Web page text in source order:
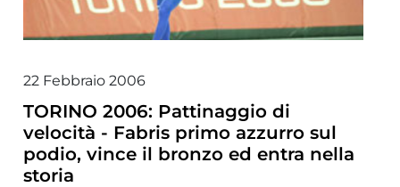
22 Febbraio 2006
TORINO 2006: Pattinaggio di
velocità - Fabris primo azzurro sul
podio, vince il bronzo ed entra nella
storia